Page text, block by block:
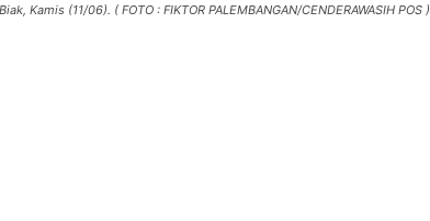
Kamis (11/06). ( FOTO : FIKTOR PALEMBANGAN/CENDERAWASIH POS )